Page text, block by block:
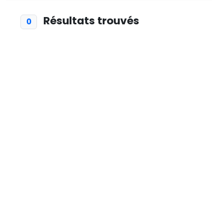
0 Résultats trouvés